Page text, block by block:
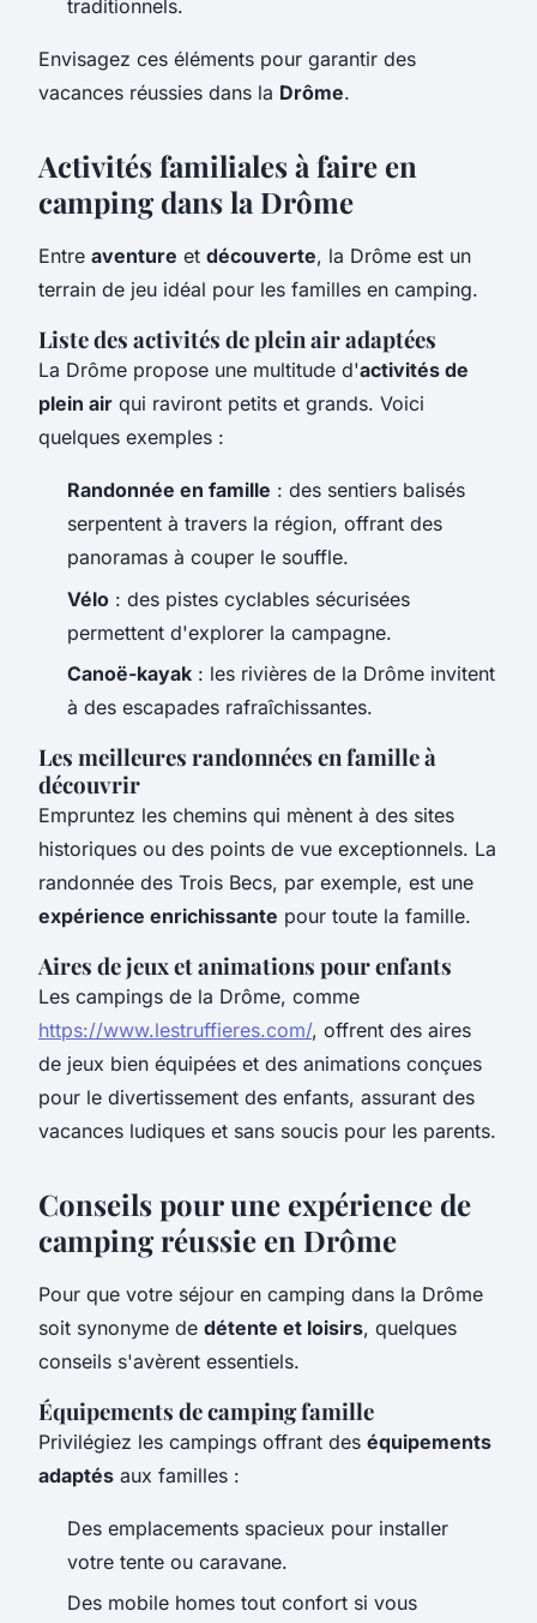
traditionnels.
Envisagez ces éléments pour garantir des
vacances réussies dans la Drôme.
Activités familiales à faire en
camping dans la Drôme
Entre aventure et découverte, la Drôme est un
terrain de jeu idéal pour les familles en camping.
Liste des activités de plein air adaptées
La Drôme propose une multitude d'activités de
plein air qui raviront petits et grands. Voici
quelques exemples :
Randonnée en famille : des sentiers balisés
serpentent à travers la région, offrant des
panoramas à couper le souffle.
Vélo : des pistes cyclables sécurisées
permettent d'explorer la campagne.
Canoë-kayak : les rivières de la Drôme invitent
à des escapades rafraîchissantes.
Les meilleures randonnées en famille à
découvrir
Empruntez les chemins qui mènent à des sites
historiques ou des points de vue exceptionnels. La
randonnée des Trois Becs, par exemple, est une
expérience enrichissante pour toute la famille.
Aires de jeux et animations pour enfants
Les campings de la Drôme, comme
https://www.lestruffieres.com/, offrent des aires
de jeux bien équipées et des animations conçues
pour le divertissement des enfants, assurant des
vacances ludiques et sans soucis pour les parents.
Conseils pour une expérience de
camping réussie en Drôme
Pour que votre séjour en camping dans la Drôme
soit synonyme de détente et loisirs, quelques
conseils s'avèrent essentiels.
Équipements de camping famille
Privilégiez les campings offrant des équipements
adaptés aux familles :
Des emplacements spacieux pour installer
votre tente ou caravane.
Des mobile homes tout confort si vous